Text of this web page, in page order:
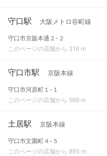
守口駅 大阪メトロ谷町線
守口市京阪本通２-２
このページの店舗から 316 m
守口市駅 京阪本線
守口市河原町１-１
このページの店舗から 569 m
土居駅 京阪本線
守口市文園町４-５
このページの店舗から 893 m